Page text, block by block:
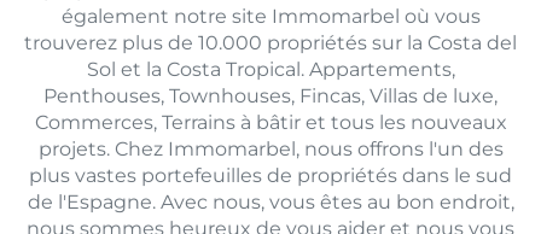
également notre site Immomarbel où vous
trouverez plus de 10.000 propriétés sur la Costa del
Sol et la Costa Tropical. Appartements,
Penthouses, Townhouses, Fincas, Villas de luxe,
Commerces, Terrains à bâtir et tous les nouveaux
projets. Chez Immomarbel, nous offrons l'un des
plus vastes portefeuilles de propriétés dans le sud
de l'Espagne. Avec nous, vous êtes au bon endroit,
nous sommes heureux de vous aider et nous vous